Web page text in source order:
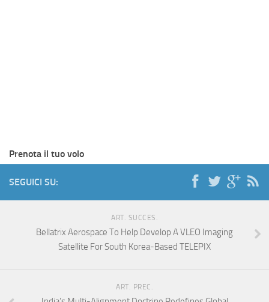
Prenota il tuo volo
SEGUICI SU:
ART. SUCCES.
Bellatrix Aerospace To Help Develop A VLEO Imaging
Satellite For South Korea-Based TELEPIX
ART. PREC.